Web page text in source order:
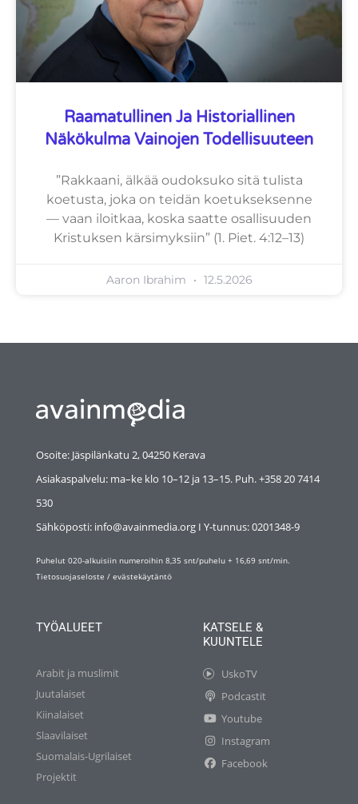
Raamatullinen Ja Historiallinen
Näkökulma Vainojen Todellisuuteen
”Rakkaani, älkää oudoksuko sitä tulista
koetusta, joka on teidän koetukseksenne
— vaan iloitkaa, koska saatte osallisuuden
Kristuksen kärsimyksiin” (1. Piet. 4:12–13)
Aaron Ibrahim 12.5.2026
Osoite: Jäspilänkatu 2, 04250 Kerava
Asiakaspalvelu: ma–ke klo 10–12 ja 13–15. Puh. +358 20 7414
530
Sähköposti: info@avainmedia.org I Y-tunnus:0201348-9
Puhelut 020-alkuisiin numeroihin 8,35 snt/puhelu + 16,69 snt/min.
Tietosuojaseloste / evästekäytäntö
TYÖALUEET
Arabit ja muslimit
Juutalaiset
Kiinalaiset
Slaavilaiset
Suomalais-Ugrilaiset
Projektit
KATSELE &
KUUNTELE
UskoTV
Podcastit
Youtube
Instagram
Facebook